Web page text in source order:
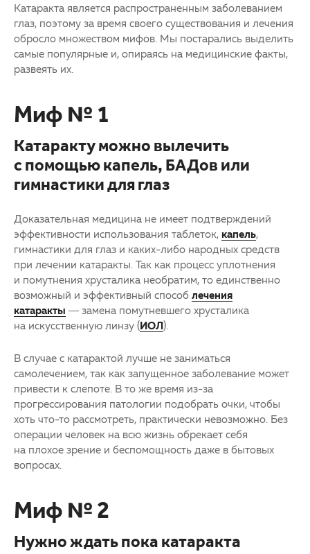
Катаракта является распространенным заболеванием
глаз, поэтому за время своего существования и лечения
обросло множеством мифов. Мы постарались выделить
самые популярные и, опираясь на медицинские факты,
развеять их.
Миф № 1
Катаракту можно вылечить
с помощью капель, БАДов или
гимнастики для глаз
Доказательная медицина не имеет подтверждений
эффективности использования таблеток, капель
гимнастики для глаз и каких-либо народных средств
при лечении катаракты. Так как процесс уплотнения
и помутнения хрусталика необратим, то единственно
возможный и эффективный способ лечения
катаракты — замена помутневшего хрусталика
на искусственную линзу (ИОЛ).
В случае с катарактой лучше не заниматься
самолечением, так как запущенное заболевание может
привести к слепоте. В то же время из-за
прогрессирования патологии подобрать очки, чтобы
хоть что-то рассмотреть, практически невозможно. Без
операции человек на всю жизнь обрекает себя
на плохое зрение и беспомощность даже в бытовых
вопросах.
Миф № 2
Нужно ждать пока катаракта